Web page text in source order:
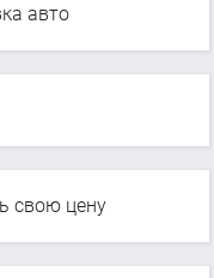
авто
свою цену